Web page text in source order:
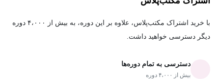
با خرید اشتراک مکتب‌پلاس، علاوه بر این دوره، به بیش از ۴،۰۰۰ دوره
دیگر دسترسی خواهید داشت.
دسترسی به تمام دوره‌ها
بیش از ۴،۰۰۰ دوره